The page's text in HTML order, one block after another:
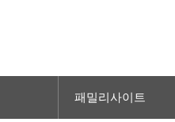
패밀리사이트